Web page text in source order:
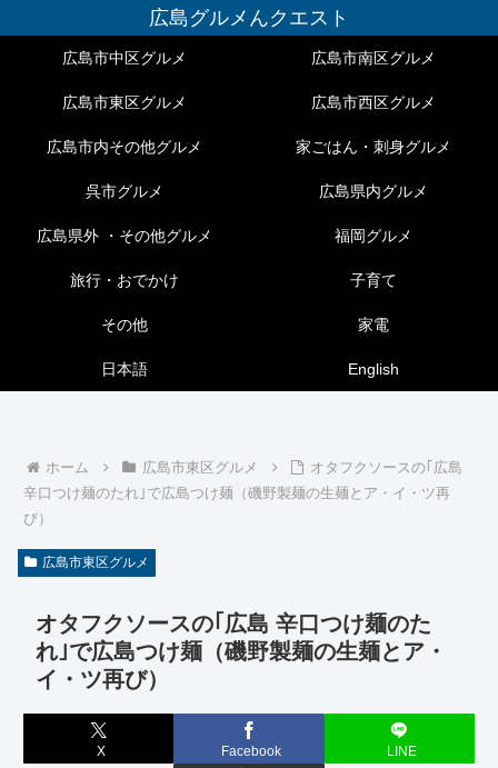
広島グルメんクエスト
広島市中区グルメ 広島市南区グルメ
広島市東区グルメ 広島市西区グルメ
広島市内その他グルメ 家ごはん・刺身グルメ
呉市グルメ 広島県内グルメ
広島県外 ・その他グルメ 福岡グルメ
旅行・おでかけ 子育て
その他 家電
日本語 English
ホーム 広島市東区グルメ
オタフクソースの｢広島
辛口つけ麺のたれ｣で広島つけ麺（磯野製麺の生麺とア・イ・ツ再
び）
広島市東区グルメ
オタフクソースの｢広島 辛口つけ麺のた
れ｣で広島つけ麺（磯野製麺の生麺とア・
イ・ツ再び）
X Facebook LINE